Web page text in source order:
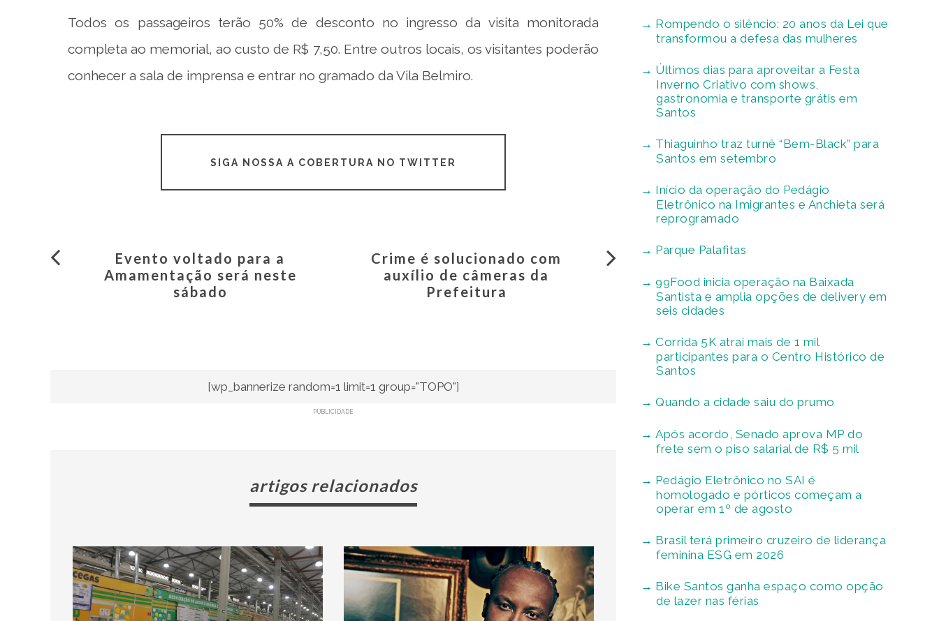
Todos os passageiros terão 50% de desconto no ingresso da visita monitorada
completa ao memorial, ao custo de R$ 7,50. Entre outros locais, os visitantes poderão
conhecer a sala de imprensa e entrar no gramado da Vila Belmiro.
SIGA NOSSA A COBERTURA NO TWITTER
Evento voltado para a
Amamentação será neste
sábado
Crime é solucionado com
auxílio de câmeras da
Prefeitura
[wp_bannerize random=1 limit=1 group="TOPO"]
PUBLICIDADE
artigos relacionados
Rompendo o silêncio: 20 anos da Lei que
transformou a defesa das mulheres
Últimos dias para aproveitar a Festa
Inverno Criativo com shows,
gastronomia e transporte grátis em
Santos
Thiaguinho traz turnê “Bem-Black” para
Santos em setembro
Início da operação do Pedágio
Eletrônico na Imigrantes e Anchieta será
reprogramado
Parque Palafitas
99Food inicia operação na Baixada
Santista e amplia opções de delivery em
seis cidades
Corrida 5K atrai mais de 1 mil
participantes para o Centro Histórico de
Santos
Quando a cidade saiu do prumo
Após acordo, Senado aprova MP do
frete sem o piso salarial de R$ 5 mil
Pedágio Eletrônico no SAI é
homologado e pórticos começam a
operar em 1º de agosto
Brasil terá primeiro cruzeiro de liderança
feminina ESG em 2026
Bike Santos ganha espaço como opção
de lazer nas férias